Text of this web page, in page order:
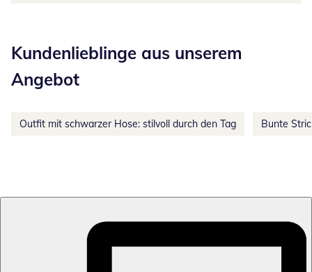
Kundenlieblinge aus unserem
Angebot
Outfit mit schwarzer Hose: stilvoll durch den Tag Bunte